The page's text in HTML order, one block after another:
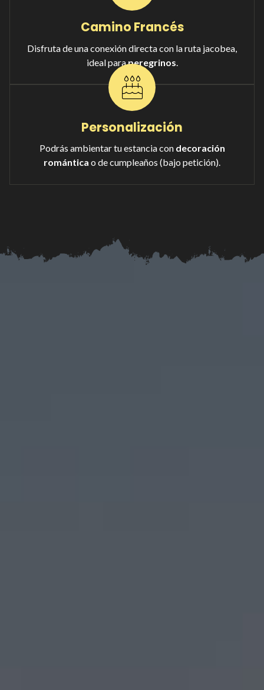
Camino Francés
Disfruta de una conexión directa con la ruta jacobea,
ideal paraperegrinos
Personalización
Podrás ambientar tu estancia con decoración
romántica o de cumpleaños (bajo petición).